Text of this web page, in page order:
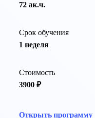
72 ак.ч.
Срок обучения
1 неделя
Стоимость
3900 ₽
Открыть программу